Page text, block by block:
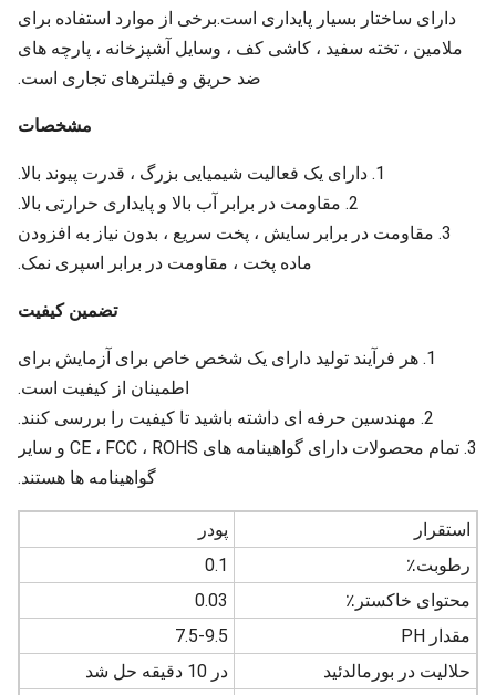
دارای ساختار بسیار پایداری است.برخی از موارد استفاده برای
ملامین ، تخته سفید ، کاشی کف ، وسایل آشپزخانه ، پارچه های
ضد حریق و فیلترهای تجاری است.
مشخصات
1. دارای یک فعالیت شیمیایی بزرگ ، قدرت پیوند بالا.
2. مقاومت در برابر آب بالا و پایداری حرارتی بالا.
3. مقاومت در برابر سایش ، پخت سریع ، بدون نیاز به افزودن
ماده پخت ، مقاومت در برابر اسپری نمک.
تضمین کیفیت
1. هر فرآیند تولید دارای یک شخص خاص برای آزمایش برای
اطمینان از کیفیت است.
2. مهندسین حرفه ای داشته باشید تا کیفیت را بررسی کنند.
3. تمام محصولات دارای گواهینامه های CE ، FCC ، ROHS و سایر
گواهینامه ها هستند.
استقرار
پودر
رطوبت٪
0.1
محتوای خاکستر٪
0.03
مقدار PH
7.5-9.5
حلالیت در بورمالدئید
در 10 دقیقه حل شد